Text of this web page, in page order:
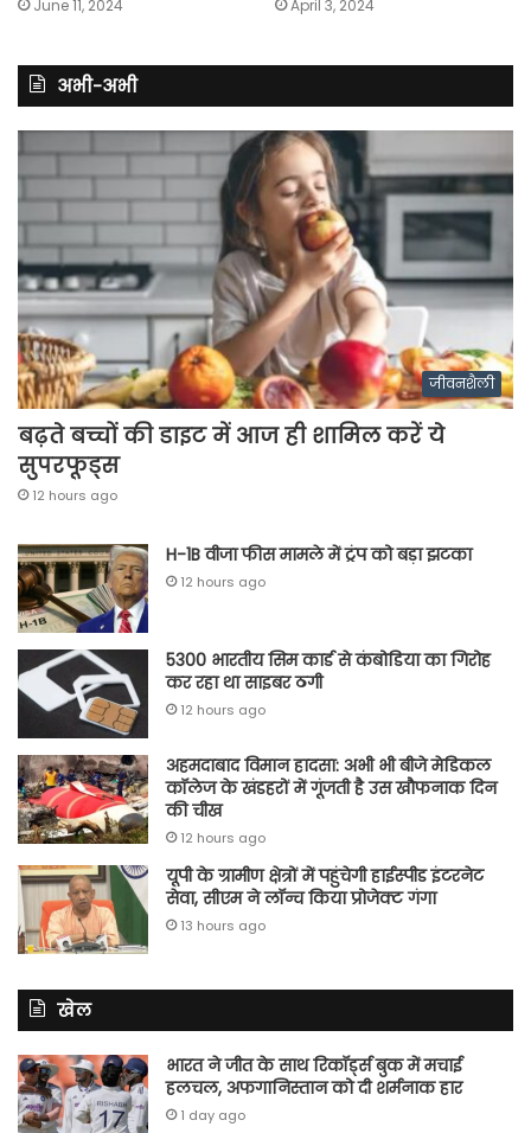
June 11, 2024 April 3, 2024
अभी-अभी
जीवनशैली
बढ़ते बच्चों की डाइट में आज ही शामिल करें ये
सुपरफूड्स
12 hours ago
H-1B वीजा फीस मामले में ट्रंप को बड़ा झटका
12 hours ago
5300 भारतीय सिम कार्ड से कंबोडिया का गिरोह
कर रहा था साइबर ठगी
12 hours ago
अहमदाबाद विमान हादसा: अभी भी बीजे मेडिकल
कॉलेज के खंडहरों में गूंजती है उस खौफनाक दिन
की चीख
12 hours ago
यूपी के ग्रामीण क्षेत्रों में पहुंचेगी हाईस्पीड इंटरनेट
सेवा, सीएम ने लॉन्च किया प्रोजेक्ट गंगा
13 hours ago
खेल
भारत ने जीत के साथ रिकॉर्ड्स बुक में मचाई
हलचल, अफगानिस्तान को दी शर्मनाक हार
1 day ago